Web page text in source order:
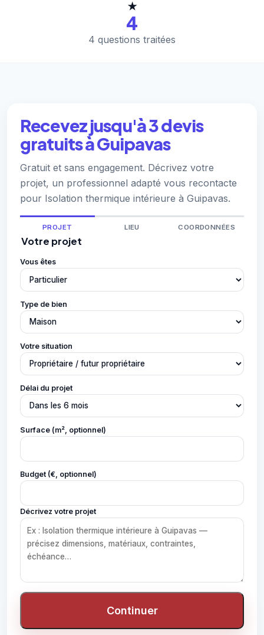
★
4
4 questions traitées
Recevez jusqu'à 3 devis
gratuits à Guipavas
Gratuit et sans engagement. Décrivez votre
projet, un professionnel adapté vous recontacte
pour Isolation thermique intérieure à Guipavas.
PROJET LIEU COORDONNÉES
Votre projet
Vous êtes
Type de bien
Votre situation
Délai du projet
Surface (m², optionnel)
Budget (€, optionnel)
Décrivez votre projet
Continuer